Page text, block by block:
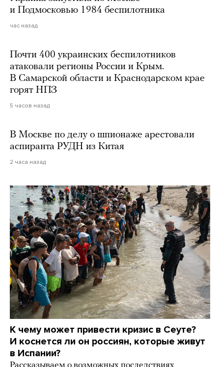
и Подмосковью 1984 беспилотника
час назад
Почти 400 украинских беспилотников
атаковали регионы России и Крым.
В Самарской области и Краснодарском крае
горят НПЗ
5 часов назад
В Москве по делу о шпионаже арестовали
аспиранта РУДН из Китая
2 часа назад
К чему может привести кризис в Сеуте?
И коснется ли он россиян, которые живут
в Испании?